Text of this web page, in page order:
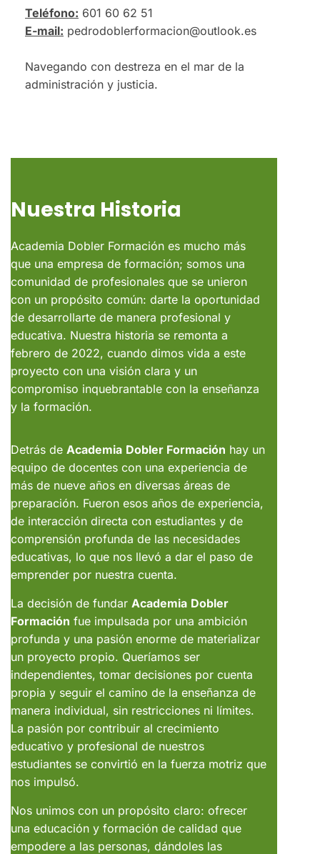
Teléfono: 601 60 62 51
E-mail: pedrodoblerformacion@outlook.es
Navegando con destreza en el mar de la
administración y justicia.
Nuestra Historia
Academia Dobler Formación es mucho más
que una empresa de formación; somos una
comunidad de profesionales que se unieron
con un propósito común: darte la oportunidad
de desarrollarte de manera profesional y
educativa. Nuestra historia se remonta a
febrero de 2022, cuando dimos vida a este
proyecto con una visión clara y un
compromiso inquebrantable con la enseñanza
y la formación.
Detrás de Academia Dobler Formación hay un
equipo de docentes con una experiencia de
más de nueve años en diversas áreas de
preparación. Fueron esos años de experiencia,
de interacción directa con estudiantes y de
comprensión profunda de las necesidades
educativas, lo que nos llevó a dar el paso de
emprender por nuestra cuenta.
La decisión de fundar Academia Dobler
Formación fue impulsada por una ambición
profunda y una pasión enorme de materializar
un proyecto propio. Queríamos ser
independientes, tomar decisiones por cuenta
propia y seguir el camino de la enseñanza de
manera individual, sin restricciones ni límites.
La pasión por contribuir al crecimiento
educativo y profesional de nuestros
estudiantes se convirtió en la fuerza motriz que
nos impulsó.
Nos unimos con un propósito claro: ofrecer
una educación y formación de calidad que
empodere a las personas, dándoles las